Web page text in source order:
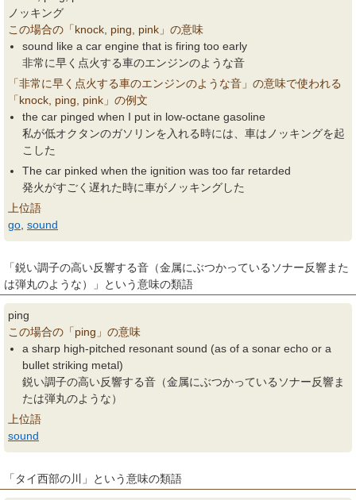
ノッキング
この場合の「knock, ping, pink」の意味
sound like a car engine that is firing too early
非常に早く点火する車のエンジンのような音
「非常に早く点火する車のエンジンのような音」の意味で使われる
「knock, ping, pink」の例文
the car pinged when I put in low-octane gasoline
私が低オクタンのガソリンを入れる時には、車はノッキングを起
こした
The car pinked when the ignition was too far retarded
発火がすごく遅れた時に車がノッキングした
上位語
go sound
「鋭い調子の高い反響する音（金属にぶつかっているソナー反響また
は弾丸のような）」という意味の類語
ping
この場合の「ping」の意味
a sharp high-pitched resonant sound (as of a sonar echo or a
bullet striking metal)
鋭い調子の高い反響する音（金属にぶつかっているソナー反響ま
たは弾丸のような）
上位語
sound
「タイ西部の川」という意味の類語